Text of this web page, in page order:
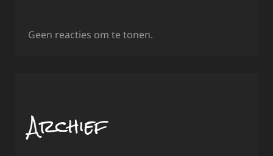
Geen reacties om te tonen.
Archief